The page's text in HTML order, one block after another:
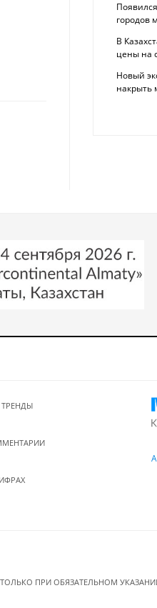
городов
В
цены на
Новый
накрыть
ПРИ ОБЯЗАТЕЛЬНОМ